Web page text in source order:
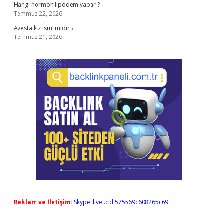
Hangi hormon lipödem yapar ?
Temmuz 22, 2026
Avesta kız ismi midir ?
Temmuz 21, 2026
Reklam ve İletişim: Skype: live:.cid.575569c608265c69